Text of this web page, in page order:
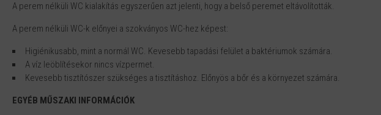
A perem nélküli WC kialakítás egyszerűen azt jelenti, hogy a belső peremet eltávolították.
A perem nélküli WC-k előnyei a szokványos WC-hez képest:
Higiénikusabb, mint a normál WC. Kevesebb tapadási felület a baktériumok számára.
A víz leöblítésekor nincs vízpermet.
Kevesebb tisztítószer szükséges a tisztításhoz. Előnyös a bőr és a környezet számára.
EGYÉB MŰSZAKI INFORMÁCIÓK